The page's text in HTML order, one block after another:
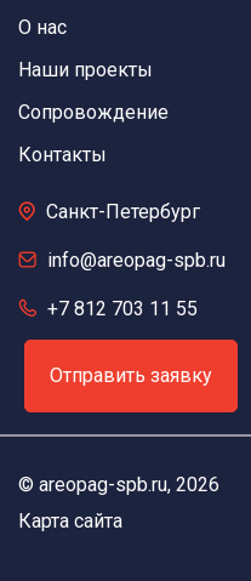
О нас
Наши проекты
Сопровождение
Контакты
Санкт-Петербург
info@areopag-spb.ru
+7 812 703 11 55
Отправить заявку
© areopag-spb.ru, 2026
Карта сайта